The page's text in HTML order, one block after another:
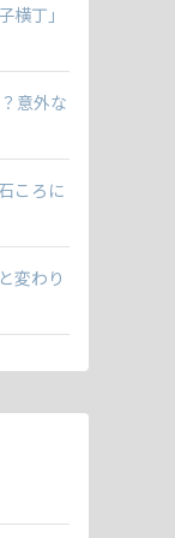
横丁」
意外な
ころに
変わり